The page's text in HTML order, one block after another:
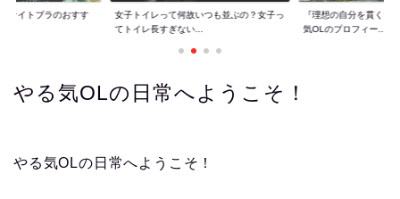
ナイトブラのおすす
女子トイレって何故いつも並ぶの？女子っ
てトイレ長すぎない...
『理想の自分を貫くた
気OLのプロフィー...
やる気OLの日常へようこそ！
やる気OLの日常へようこそ！